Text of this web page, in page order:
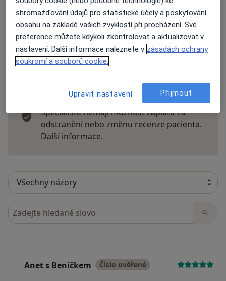
Přidejte svůj názor
13 názorů
Recenze pacientů jsou pro nás důležité.
Specialisté nemají možnost zaplatit za
odstranění nebo změnu recenze pacienta.
Další informace.
Hledejte v názorech
Anet s Beníčkem Číslo ověřené
shromažďování údajů pro statistické účely a poskytování
obsahu na základě vašich zvyklostí při procházení. Své
preference můžete kdykoli zkontrolovat a aktualizovat v
nastavení. Další informace naleznete v zásadách ochrany
soukromí a souborů cookie.
Upravit nastavení Přijmout